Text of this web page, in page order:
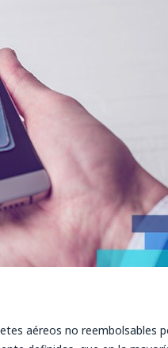
aéreos no reembolsables